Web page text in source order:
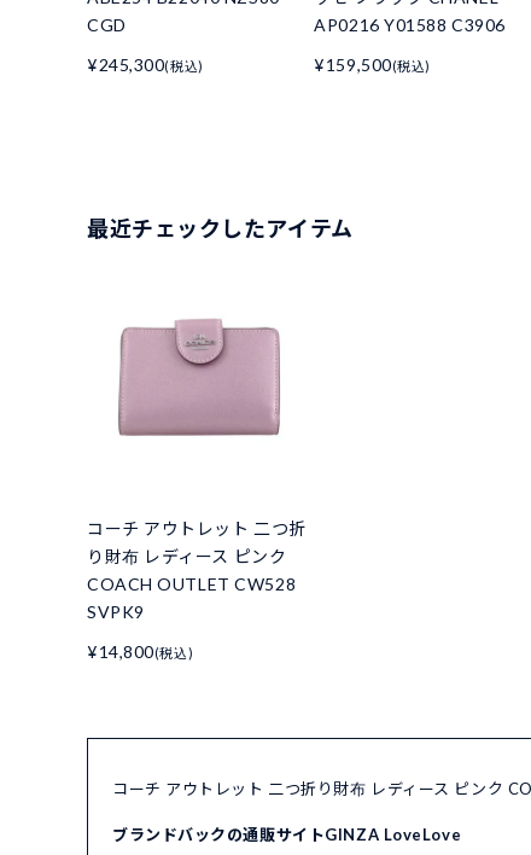
CGD
¥245,300(税込)
AP0216 Y01588 C3906
¥159,500(税込)
最近チェックしたアイテム
コーチ アウトレット 二つ折
り財布 レディース ピンク
COACH OUTLET CW528
SVPK9
¥14,800(税込)
コーチ アウトレット 二つ折り財布 レディース ピンク
ブランドバックの通販サイトGINZA LoveLove